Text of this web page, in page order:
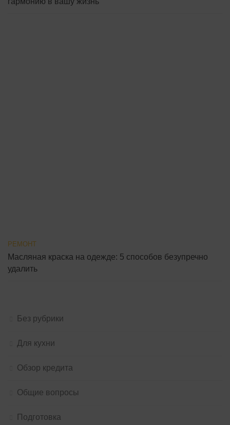
РЕМОНТ
Масляная краска на одежде: 5 способов безупречно
удалить
Без рубрики
Для кухни
Обзор кредита
Общие вопросы
Подготовка